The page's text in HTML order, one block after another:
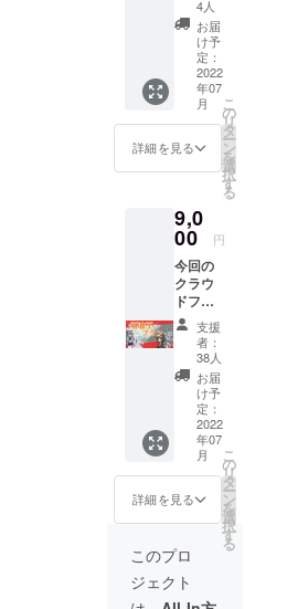
で使用
できる
データ
もメー
ルで一
緒にお
送りし
ます。
考欄に
ご記入
くださ
い
て、ア
クリル
キーホ
ルダー
をお届
けしま
す！ サ
イズは
50mm
×
で、リ
ターン
を選ぶ
際に4種
から自
由にお
選びい
ただけ
ます。
合わせ
て、
VRSNS
で使用
できる
データ
もメー
ルで一
ます。
※記載す
るネー
ムを備
4人
お届
け予
定：
2022
年07
月
詳細を見る
こ
の
リ
タ
ー
ン
を
選
択
す
る
9,0
00 円
今回の
クラウ
ドファ
ンディ
ングで
制作す
る全て
のグッ
ズをお
届けし
ます！
グッズ
の中身
はロゴ
バッ
ジ、ア
クリル
キーホ
ルダー4
種すべ
支援
者：
38人
お届
け予
定：
2022
年07
月
詳細を見る
こ
の
リ
タ
ー
ン
を
選
択
す
る
このプロ
ジェクト